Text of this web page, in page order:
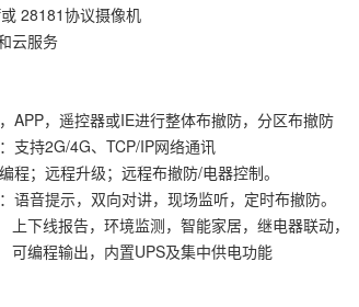
28181协议摄像机
云服务
，遥控器或IE进行整体布撤防，分区布撤防
持2G/4G、TCP/IP网络通讯
；远程升级；远程布撤防/电器控制。
音提示，双向对讲，现场监听，定时布撤防。
环境监测，智能家居，继电器联动，
，内置UPS及集中供电功能